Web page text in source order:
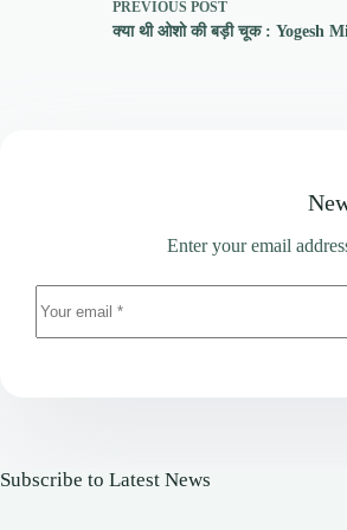
PREVIOUS POST
क्या थी ओशो की बड़ी चूक : Yogesh
Enter your email
Subscribe to Latest News